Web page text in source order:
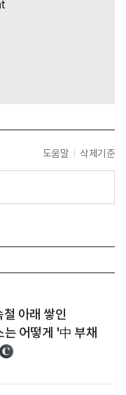
도움말 삭제기준
아래 쌓인
어떻게 '中 부채